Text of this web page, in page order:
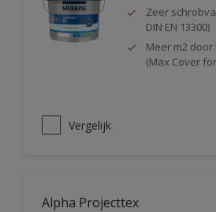
Zeer
DIN EN 13300)
Meer m2
(Max Cover
Vergelijk
Alpha Projecttex